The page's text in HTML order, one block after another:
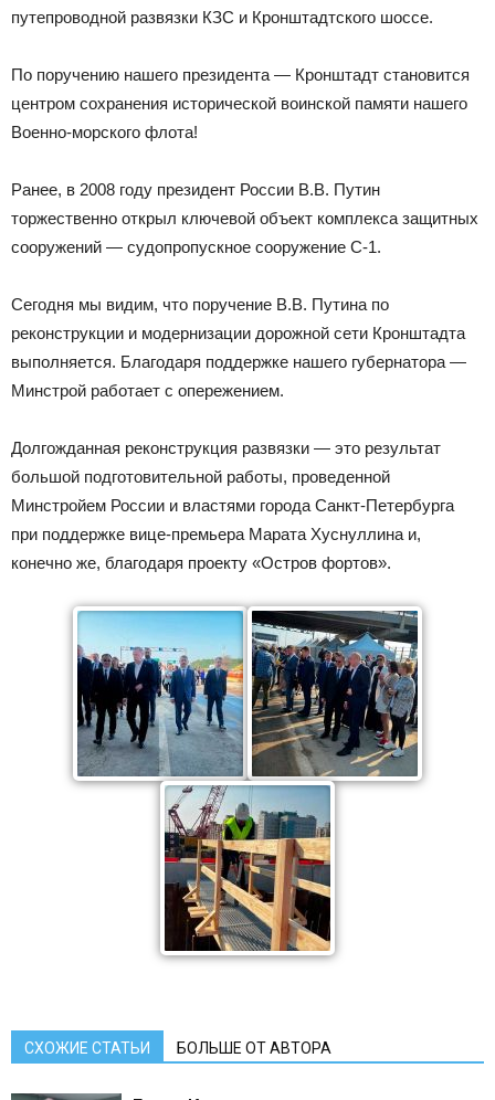
путепроводной развязки КЗС и Кронштадтского шоссе.
По поручению нашего президента — Кронштадт становится
центром сохранения исторической воинской памяти нашего
Военно-морского флота!
Ранее, в 2008 году президент России В.В. Путин
торжественно открыл ключевой объект комплекса защитных
сооружений — судопропускное сооружение С-1.
Сегодня мы видим, что поручение В.В. Путина по
реконструкции и модернизации дорожной сети Кронштадта
выполняется. Благодаря поддержке нашего губернатора —
Минстрой работает с опережением.
Долгожданная реконструкция развязки — это результат
большой подготовительной работы, проведенной
Минстройем России и властями города Санкт-Петербурга
при поддержке вице-премьера Марата Хуснуллина и,
конечно же, благодаря проекту «Остров фортов».
СХОЖИЕ СТАТЬИ БОЛЬШЕ ОТ АВТОРА